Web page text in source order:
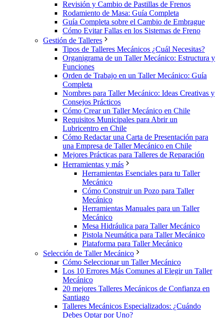
Revisión y Cambio de Pastillas de Frenos
Rodamiento de Masa: Guía Completa
Guía Completa sobre el Cambio de Embrague
Cómo Evitar Fallas en los Sistemas de Freno
Gestión de Talleres
Tipos de Talleres Mecánicos ¿Cuál Necesitas?
Organigrama de un Taller Mecánico: Estructura y
Funciones
Orden de Trabajo en un Taller Mecánico: Guía
Completa
Nombres para Taller Mecánico: Ideas Creativas y
Consejos Prácticos
Cómo Crear un Taller Mecánico en Chile
Requisitos Municipales para Abrir un
Lubricentro en Chile
Cómo Redactar una Carta de Presentación para
una Empresa de Taller Mecánico en Chile
Mejores Prácticas para Talleres de Reparación
Herramientas y más
Herramientas Esenciales para tu Taller
Mecánico
Cómo Construir un Pozo para Taller
Mecánico
Herramientas Manuales para un Taller
Mecánico
Mesa Hidráulica para Taller Mecánico
Pistola Neumática para Taller Mecánico
Plataforma para Taller Mecánico
Selección de Taller Mecánico
Cómo Seleccionar un Taller Mecánico
Los 10 Errores Más Comunes al Elegir un Taller
Mecánico
20 mejores Talleres Mecánicos de Confianza en
Santiago
Talleres Mecánicos Especializados: ¿Cuándo
Debes Optar por Uno?